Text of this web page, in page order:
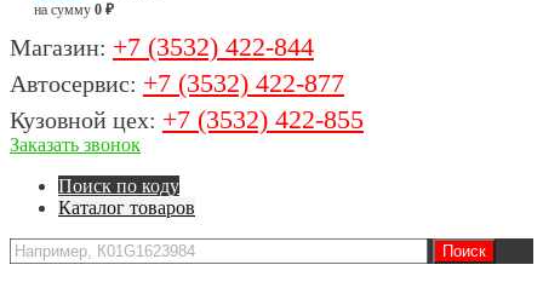
на сумму 0 ₽
Магазин: +7 (3532) 422-844
Автосервис: +7 (3532) 422-877
Кузовной цех: +7 (3532) 422-855
Заказать звонок
Поиск по коду
Каталог товаров